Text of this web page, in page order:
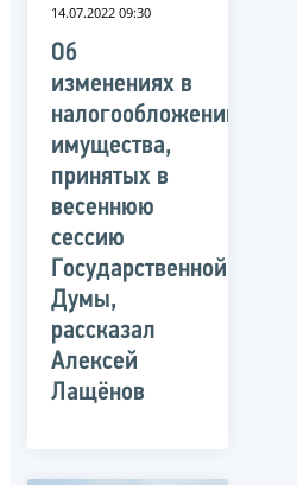
14.07.2022 09:30
Об
изменениях в
налогообложении
имущества,
принятых в
весеннюю
сессию
Государственной
Думы,
рассказал
Алексей
Лащёнов